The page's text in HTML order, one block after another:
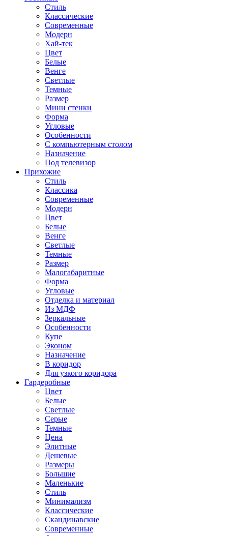
Стиль
Классические
Современные
Модерн
Хай-тек
Цвет
Белые
Венге
Светлые
Темные
Размер
Мини стенки
Форма
Угловые
Особенности
С компьютерным столом
Назначение
Под телевизор
Прихожие
Стиль
Классика
Современные
Модерн
Цвет
Белые
Венге
Светлые
Темные
Размер
Малогабаритные
Форма
Угловые
Отделка и материал
Из МДФ
Зеркальные
Особенности
Купе
Эконом
Назначение
В коридор
Для узкого коридора
Гардеробные
Цвет
Белые
Светлые
Серые
Темные
Цена
Элитные
Дешевые
Размеры
Большие
Маленькие
Стиль
Минимализм
Классические
Скандинавские
Современные